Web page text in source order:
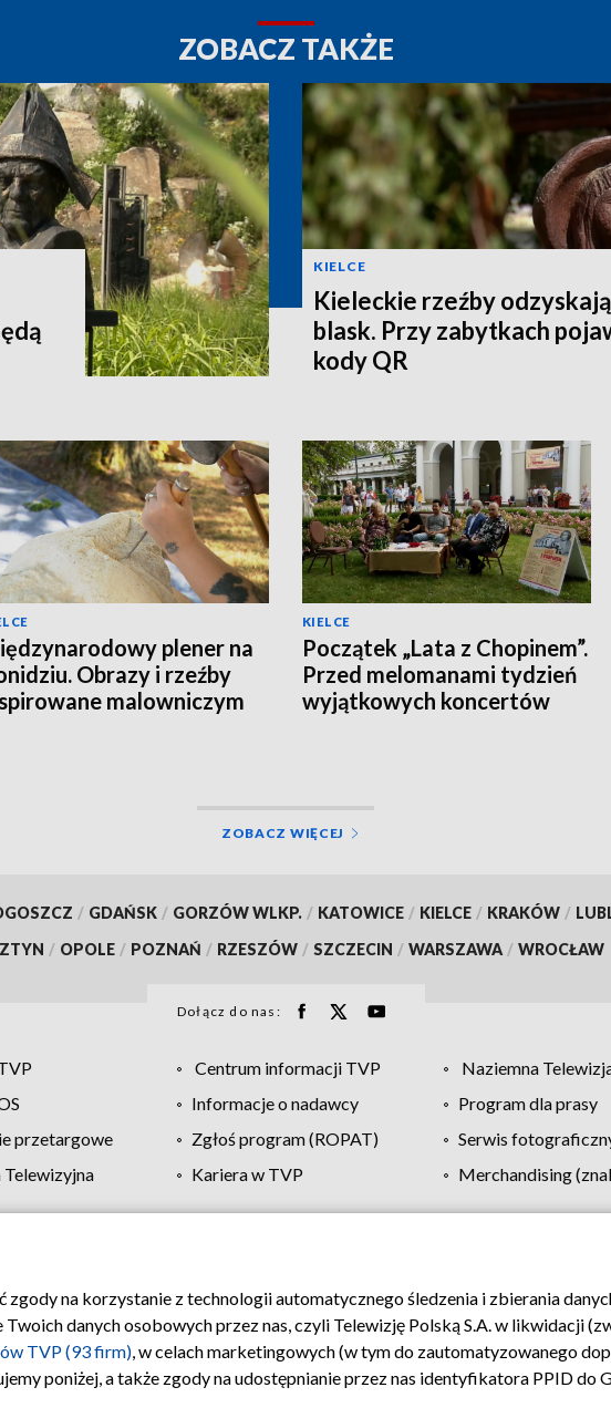
ZOBACZ TAKŻE
KIELCE
Kieleckie rzeźby
blask. Przy zabytkach
kody QR
plener na
Obrazy i rzeźby
malowniczym
KIELCE
Początek „Lata z Chopinem”.
Przed melomanami tydzień
wyjątkowych koncertów
ZOBACZ WIĘCEJ
/ GDAŃSK / GORZÓW WLKP. / KATOWICE / KIELCE / KRAKÓW /
/ OPOLE / POZNAŃ / RZESZÓW / SZCZECIN / WARSZAWA / WROCŁAW
Dołącz do nas:
Centrum informacji TVP Naziemna
Informacje o nadawcy
Program dla prasy
przetargowe Zgłoś program (ROPAT)
Serwis
Kariera w TVP
Merchandising
Polityka prywatności Moje zgody Pomoc Biuro reklamy
na korzystanie z technologii automatycznego śledzenia i zbierania
danych osobowych przez nas, czyli Telewizję Polską S.A. w likwidacji
TVP (93 firm), w celach marketingowych (w tym do zautomatyzowanego
poniżej, a także zgody na udostępnianie przez nas identyfikatora PPID do